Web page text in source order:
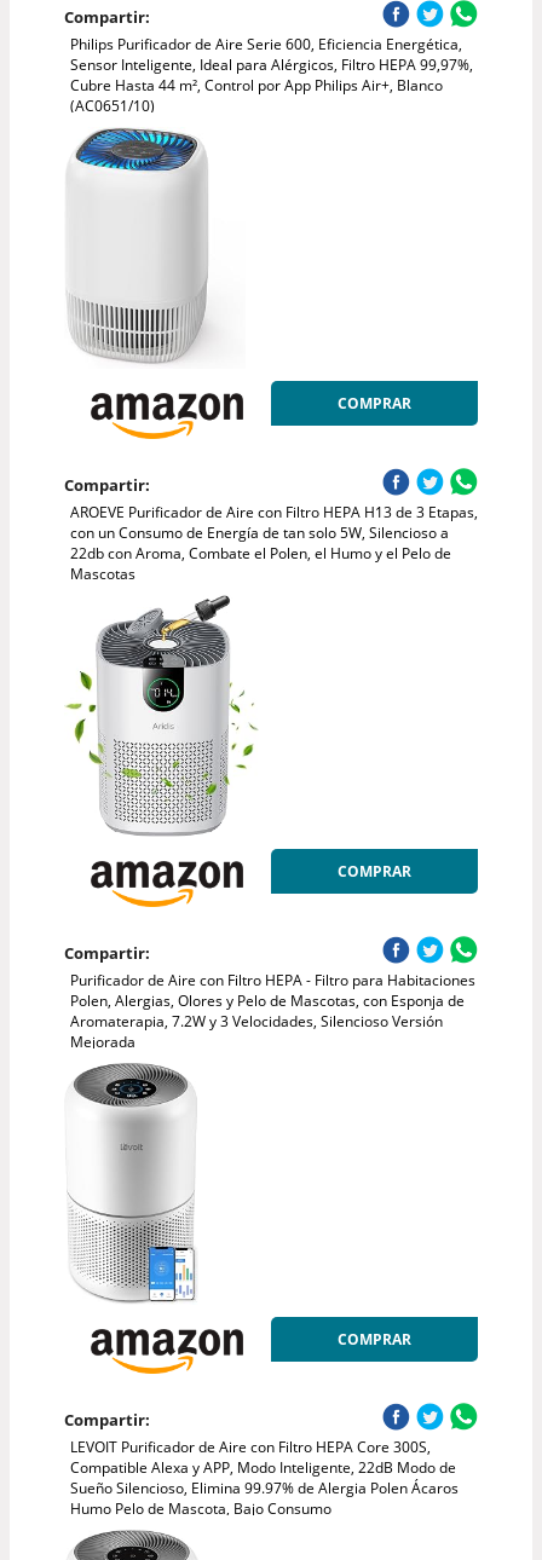
Compartir:
Philips Purificador de Aire Serie 600, Eficiencia Energética,
Sensor Inteligente, Ideal para Alérgicos, Filtro HEPA 99,97%,
Cubre Hasta 44 m², Control por App Philips Air+, Blanco
(AC0651/10)
COMPRAR
Compartir:
AROEVE Purificador de Aire con Filtro HEPA H13 de 3 Etapas,
con un Consumo de Energía de tan solo 5W, Silencioso a
22db con Aroma, Combate el Polen, el Humo y el Pelo de
Mascotas
COMPRAR
Compartir:
Purificador de Aire con Filtro HEPA - Filtro para Habitaciones
Polen, Alergias, Olores y Pelo de Mascotas, con Esponja de
Aromaterapia, 7.2W y 3 Velocidades, Silencioso Versión
Mejorada
COMPRAR
Compartir:
LEVOIT Purificador de Aire con Filtro HEPA Core 300S,
Compatible Alexa y APP, Modo Inteligente, 22dB Modo de
Sueño Silencioso, Elimina 99.97% de Alergia Polen Ácaros
Humo Pelo de Mascota, Bajo Consumo